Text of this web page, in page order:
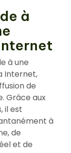
à
à une
Internet,
de
Grâce aux
il est
à
de
et de